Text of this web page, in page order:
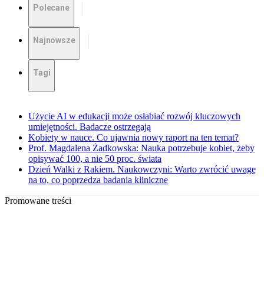
Polecane
Najnowsze
Tagi
Użycie AI w edukacji może osłabiać rozwój kluczowych
umiejętności. Badacze ostrzegają
Kobiety w nauce. Co ujawnia nowy raport na ten temat?
Prof. Magdalena Żadkowska: Nauka potrzebuje kobiet, żeby
opisywać 100, a nie 50 proc. świata
Dzień Walki z Rakiem. Naukowczyni: Warto zwrócić uwagę
na to, co poprzedza badania kliniczne
Promowane treści